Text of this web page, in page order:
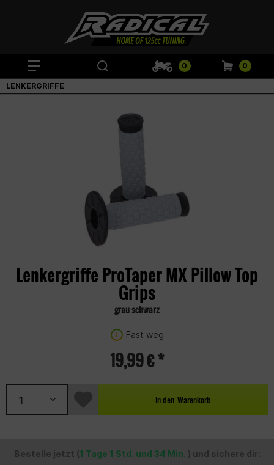
0 0
LENKERGRIFFE
Lenkergriffe ProTaper MX Pillow Top
Grips
grau schwarz
Fast weg
19,99 € *
In den Warenkorb
Bestelle jetzt (1 Tage 1 Std. und 34 Min. ) und sichere dir: